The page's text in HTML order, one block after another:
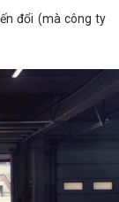
đổi (mà công ty